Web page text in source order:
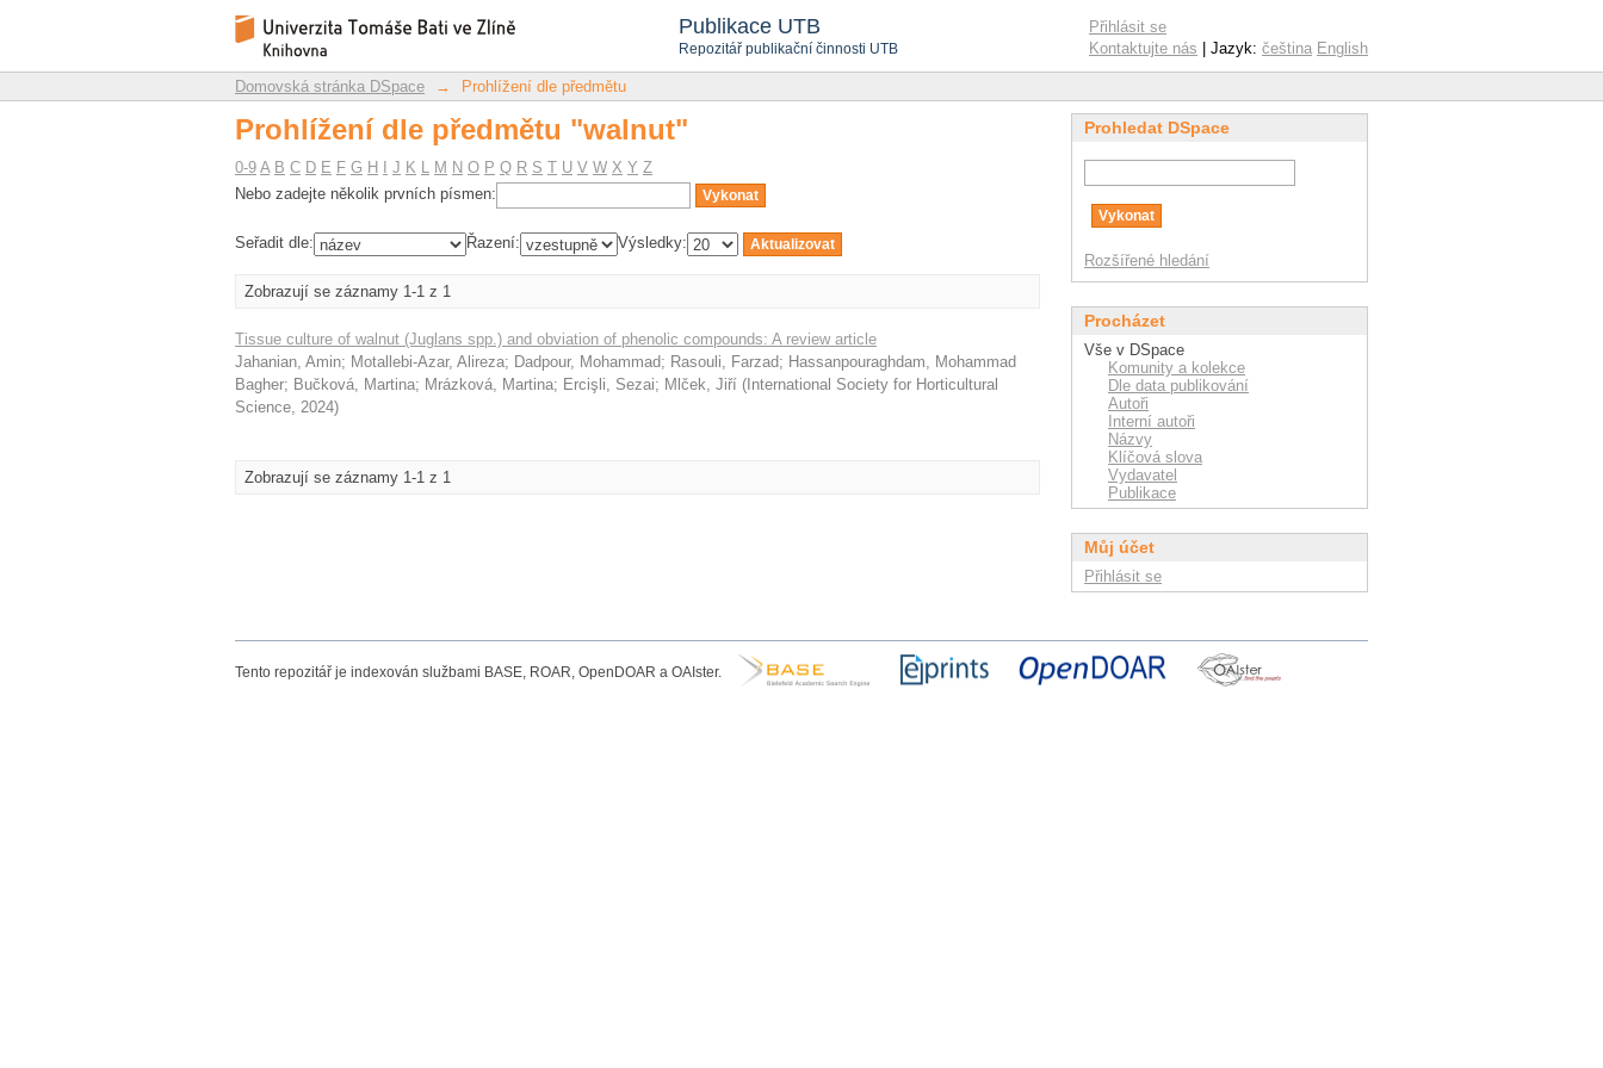
Publikace UTB
Repozitář publikační činnosti UTB
Prohlížení dle předmětu "walnut"
Repozitář DSpace/Manakin
Přihlásit se
Kontaktujte nás | Jazyk: čeština English
Domovská stránka DSpace → Prohlížení dle předmětu
Prohlížení dle předmětu "walnut"
0-9 A B C D E F G H J K L M N O P Q R S T U V W X Y Z
Nebo zadejte několik prvních písmen:
Seřadit dle: Řazení: Výsledky:
Zobrazují se záznamy 1-1 z 1
Tissue culture of walnut (Juglans spp.) and obviation of phenolic compounds: A review article
Jahanian, Amin; Motallebi-Azar, Alireza; Dadpour, Mohammad; Rasouli, Farzad; Hassanpouraghdam, Mohammad
Bagher; Bučková, Martina; Mrázková, Martina; Ercişli, Sezai; Mlček, Jiří ( International Society for Horticultural
Science, 2024)
Zobrazují se záznamy 1-1 z 1
Prohledat DSpace
Rozšířené hledání
Procházet
Vše v DSpace
Komunity a kolekce
Dle data publikování
Autoři
Interní autoři
Názvy
Klíčová slova
Vydavatel
Publikace
Můj účet
Přihlásit se
Tento repozitář je indexován službami BASE, ROAR, OpenDOAR a OAIster.